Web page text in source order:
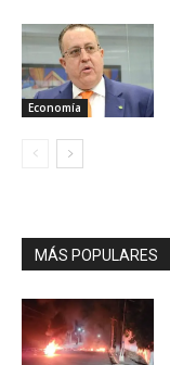
Economía
MÁS POPULARES